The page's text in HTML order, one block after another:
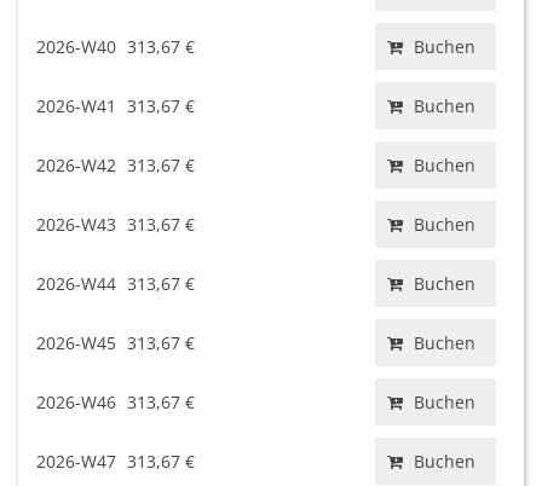
2026-W40 313,67 € Buchen
2026-W41 313,67 € Buchen
2026-W42 313,67 € Buchen
2026-W43 313,67 € Buchen
2026-W44 313,67 € Buchen
2026-W45 313,67 € Buchen
2026-W46 313,67 € Buchen
2026-W47 313,67 € Buchen